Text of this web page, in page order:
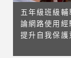
五年級班級
論網路使用經
提升自我保護